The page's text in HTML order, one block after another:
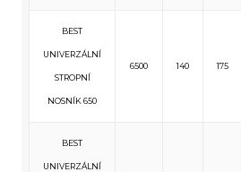
BEST
UNIVERZÁLNÍ
STROPNÍ
NOSNÍK 650
6500 140 175
BEST
UNIVERZÁLNÍ